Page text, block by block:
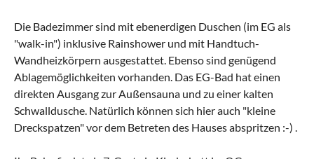
Die Badezimmer sind mit ebenerdigen Duschen (im EG als
"walk-in") inklusive Rainshower und mit Handtuch-
Wandheizkörpern ausgestattet. Ebenso sind genügend
Ablagemöglichkeiten vorhanden. Das EG-Bad hat einen
direkten Ausgang zur Außensauna und zu einer kalten
Schwalldusche. Natürlich können sich hier auch "kleine
Dreckspatzen" vor dem Betreten des Hauses abspritzen :-) .